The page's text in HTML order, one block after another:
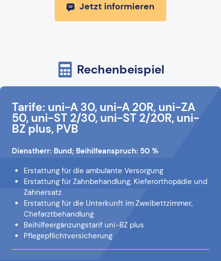
Jetzt informieren
Rechenbeispiel
Tarife: uni-A 30, uni-A 20R, uni-ZA
50, uni-ST 2/30, uni-ST 2/20R, uni-
BZ plus, PVB
Dienstherr: Bund; Beihilfeanspruch: 50 %
Erstattung für die ambulante Versorgung
Erstattung für Zahnbehandlung, Kieferorthopädie und
Zahnersatz
Erstattung für die Unterkunft im Zweibettzimmer,
Chefarztbehandlung
Beihilfeergänzungstarif uni-BZ plus
Pflegepflichtversicherung